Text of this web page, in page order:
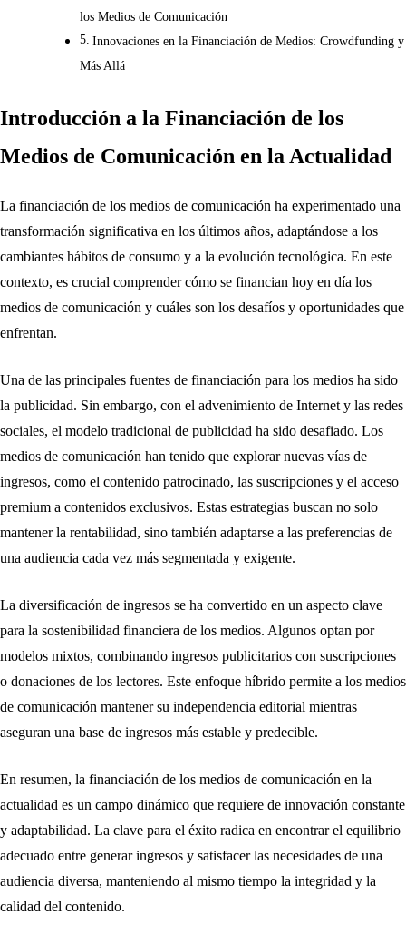
los Medios de Comunicación
Innovaciones en la Financiación de Medios: Crowdfunding y
Más Allá
Introducción a la Financiación de los
Medios de Comunicación en la Actualidad
La financiación de los medios de comunicación ha experimentado una
transformación significativa en los últimos años, adaptándose a los
cambiantes hábitos de consumo y a la evolución tecnológica. En este
contexto, es crucial comprender cómo se financian hoy en día los
medios de comunicación y cuáles son los desafíos y oportunidades que
enfrentan.
Una de las principales fuentes de financiación para los medios ha sido
la publicidad. Sin embargo, con el advenimiento de Internet y las redes
sociales, el modelo tradicional de publicidad ha sido desafiado. Los
medios de comunicación han tenido que explorar nuevas vías de
ingresos, como el contenido patrocinado, las suscripciones y el acceso
premium a contenidos exclusivos. Estas estrategias buscan no solo
mantener la rentabilidad, sino también adaptarse a las preferencias de
una audiencia cada vez más segmentada y exigente.
La diversificación de ingresos se ha convertido en un aspecto clave
para la sostenibilidad financiera de los medios. Algunos optan por
modelos mixtos, combinando ingresos publicitarios con suscripciones
o donaciones de los lectores. Este enfoque híbrido permite a los medios
de comunicación mantener su independencia editorial mientras
aseguran una base de ingresos más estable y predecible.
En resumen, la financiación de los medios de comunicación en la
actualidad es un campo dinámico que requiere de innovación constante
y adaptabilidad. La clave para el éxito radica en encontrar el equilibrio
adecuado entre generar ingresos y satisfacer las necesidades de una
audiencia diversa, manteniendo al mismo tiempo la integridad y la
calidad del contenido.